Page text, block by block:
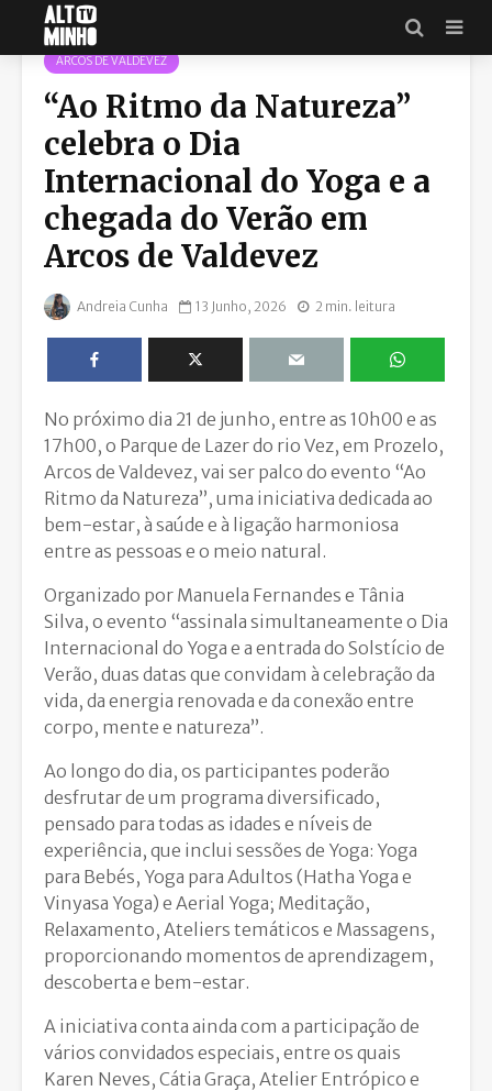
ARCOS DE VALDEVEZ
“Ao Ritmo da Natureza”
celebra o Dia
Internacional do Yoga e a
chegada do Verão em
Arcos de Valdevez
Andreia Cunha 13 Junho, 2026 2 min. leitura
No próximo dia 21 de junho, entre as 10h00 e as
17h00, o Parque de Lazer do rio Vez, em Prozelo,
Arcos de Valdevez, vai ser palco do evento “Ao
Ritmo da Natureza”, uma iniciativa dedicada ao
bem-estar, à saúde e à ligação harmoniosa
entre as pessoas e o meio natural.
Organizado por Manuela Fernandes e Tânia
Silva, o evento “assinala simultaneamente o Dia
Internacional do Yoga e a entrada do Solstício de
Verão, duas datas que convidam à celebração da
vida, da energia renovada e da conexão entre
corpo, mente e natureza”.
Ao longo do dia, os participantes poderão
desfrutar de um programa diversificado,
pensado para todas as idades e níveis de
experiência, que inclui sessões de Yoga: Yoga
para Bebés, Yoga para Adultos (Hatha Yoga e
Vinyasa Yoga) e Aerial Yoga; Meditação,
Relaxamento, Ateliers temáticos e Massagens,
proporcionando momentos de aprendizagem,
descoberta e bem-estar.
A iniciativa conta ainda com a participação de
vários convidados especiais, entre os quais
Karen Neves, Cátia Graça, Atelier Entrópico e